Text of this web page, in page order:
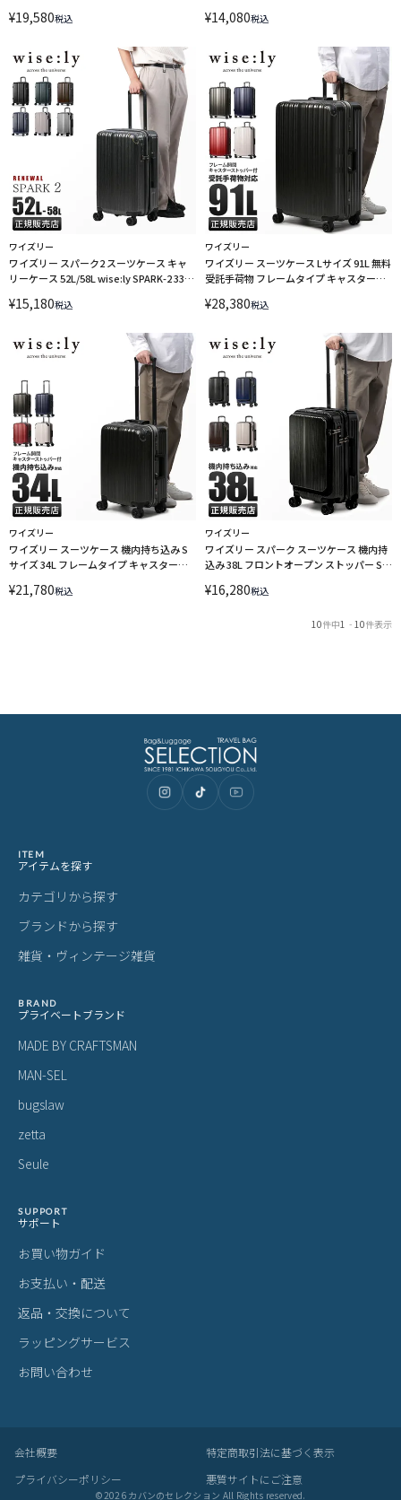
¥19,580税込 ¥14,080税込
ワイズリー
ワイズリー スパーク2 スーツケース キャ
リーケース 52L/58L wise:ly SPARK-2 338-
¥15,180税込
ワイズリー
ワイズリー スーツケース Lサイズ 91L 無料
受託手荷物 フレームタイプ キャスタース
338-2082 キャリーケース【在庫限り】
¥28,380税込
ワイズリー
ワイズリー スーツケース 機内持ち込み S
サイズ 34L フレームタイプ キャスタース
338-2080 キャリーケース【在庫限り】
¥21,780税込
ワイズリー
ワイズリー スパーク スーツケース 機内持
込み 38L フロントオープン ストッパー Sサ
LINECPN
¥16,280税込
10件中1 - 10件表示
ITEM
アイテムを探す
カテゴリから探す
ブランドから探す
雑貨・ヴィンテージ雑貨
BRAND
プライベートブランド
MADE BY CRAFTSMAN
MAN-SEL
bugslaw
zetta
Seule
SUPPORT
サポート
お買い物ガイド
お支払い・配送
返品・交換について
ラッピングサービス
お問い合わせ
会社概要
特定商取引法に基づく表示
プライバシーポリシー
悪質サイトにご注意
©2026カバンのセレクション All Rights reserved.